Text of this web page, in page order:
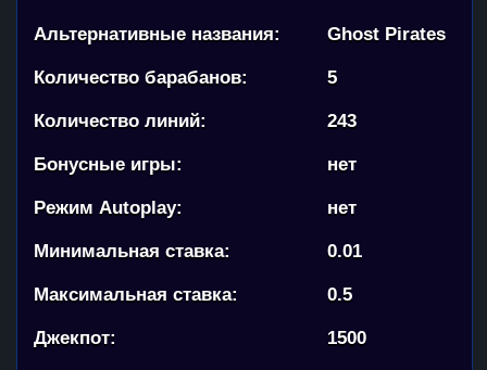
Альтернативные названия: Ghost Pirates
Количество барабанов: 5
Количество линий: 243
Бонусные игры: нет
Режим Autoplay: нет
Минимальная ставка: 0.01
Максимальная ставка: 0.5
Джекпот: 1500